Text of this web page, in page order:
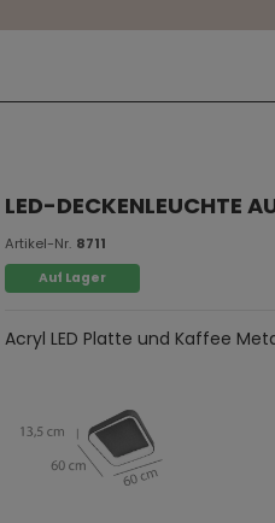
LED-DECKENLEUCHTE
Artikel-Nr. 8711
Auf Lager
Acryl LED Platte und Kaffee